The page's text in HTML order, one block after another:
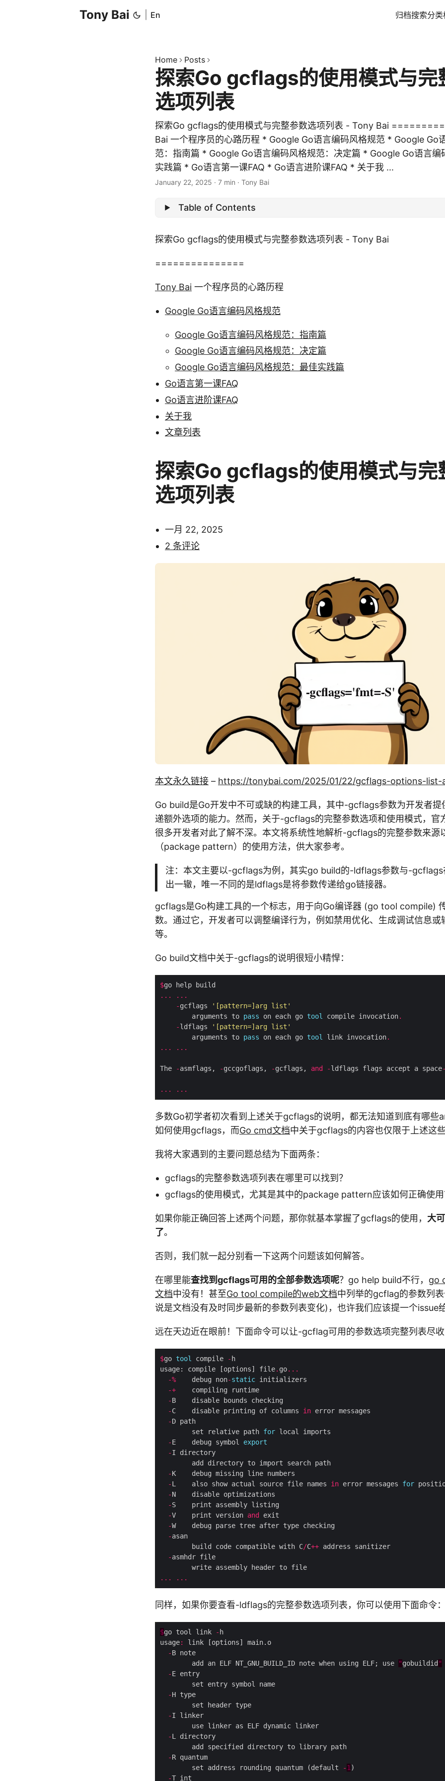
Tony Bai En 归档搜索分类
Home Posts
探索Go gcflags的使用模式与完
选项列表
探索Go gcflags的使用模式与完整参数选项列表 - Tony Bai
Bai 一个程序员的心路历程 * Google Go语言编码风格规范 * Google Go
范：指南篇 * Google Go语言编码风格规范：决定篇 * Google Go语言编
实践篇 * Go语言第一课FAQ * Go语言进阶课FAQ * 关于我 ...
January 22, 2025 · 7 min · Tony Bai
Table of Contents
探索Go gcflags的使用模式与完整参数选项列表 - Tony Bai
===============
Tony Bai 一个程序员的心路历程
Google Go语言编码风格规范
Google Go语言编码风格规范：指南篇
Google Go语言编码风格规范：决定篇
Google Go语言编码风格规范：最佳实践篇
Go语言第一课FAQ
Go语言进阶课FAQ
关于我
文章列表
探索Go gcflags的使用模式与完
选项列表
一月 22, 2025
2 条评论
本文永久链接 – https://tonybai.com/2025/01/22/gcflags-options-list-
Go build是Go开发中不可或缺的构建工具，其中-gcflags参数为开发者提
递额外选项的能力。然而，关于-gcflags的完整参数选项和使用模式，官
很多开发者对此了解不深。本文将系统性地解析-gcflags的完整参数来源
（package pattern）的使用方法，供大家参考。
注：本文主要以-gcflags为例，其实go build的-ldflags参数与-gcflags
出一辙，唯一不同的是ldflags是将参数传递给go链接器。
gcflags是Go构建工具的一个标志，用于向Go编译器 (go tool compile)
数。通过它，开发者可以调整编译行为，例如禁用优化、生成调试信息或
等。
Go build文档中关于-gcflags的说明很短小精悍：
$
...
...
-gcflags
'[pattern=]arg list'
        arguments to
pass on each go tool compile invocation.
-ldflags
'[pattern=]arg list'
        arguments to
pass on each go tool link invocation.
...
...
The -asmflags, -gccgoflags, -gcflags, and -ldflags flags accept a space
... ...
多数Go初学者初次看到上述关于gcflags的说明，都无法知道到底有哪些
如何使用gcflags，而Go cmd文档中关于gcflags的内容也仅限于上述这
我将大家遇到的主要问题总结为下面两条：
gcflags的完整参数选项列表在哪里可以找到？
gcflags的使用模式，尤其是其中的package pattern应该如何正确使
如果你能正确回答上述两个问题，那你就基本掌握了gcflags的使用， 大
了。
否则，我们就一起分别看一下这两个问题该如何解答。
在哪里能查找到gcflags可用的全部参数选项呢？go help build不行， go
文档中没有！甚至Go tool compile的web文档中列举的gcflag的参数列
说是文档没有及时同步最新的参数列表变化)，也许我们应该提一个issue
远在天边近在眼前！下面命令可以让-gcflag可用的参数选项完整列表尽
$go tool compile -
usage: compile [options] file. go...
-%
    debug non
-static
-+
-
-C    disable printing of columns in
-
        set relative path
for
-E    debug symbol export
-
-
-L    also show actual source file names in error messages for
-
-
-V    print version and
-
-
        build code compatible with C
/C++
-
...
...
同样，如果你要查看-ldflags的完整参数选项列表，你可以使用下面命令
$go tool link -
usage:
-
        add an ELF NT_GNU_BUILD_ID note when using ELF; use
"gobuildid "
-
-
-
-
-
        set address rounding quantum (default
-1
-